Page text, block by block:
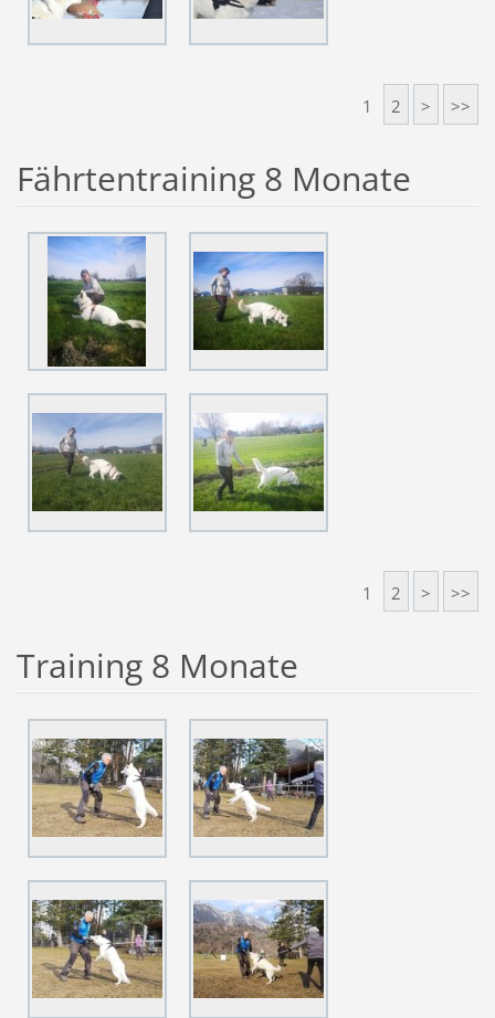
1 2 > >>
Fährtentraining 8 Monate
1 2 > >>
Training 8 Monate